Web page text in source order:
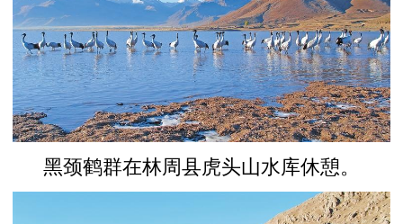
黑颈鹤群在林周县虎头山水库休憩。